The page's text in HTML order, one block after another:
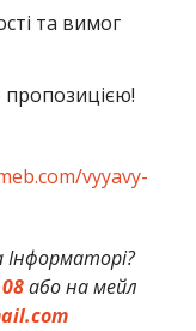
та вимог
пропозицією!
vyyavy-
або на мейл